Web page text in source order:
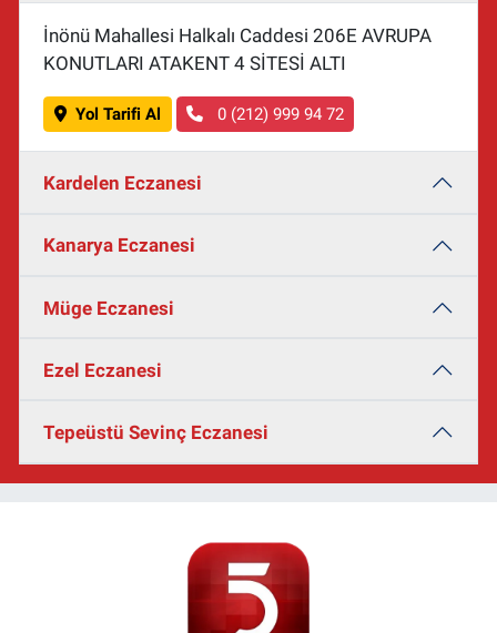
İnönü Mahallesi Halkalı Caddesi 206E AVRUPA
KONUTLARI ATAKENT 4 SİTESİ ALTI
Yol Tarifi Al 0 (212) 999 94 72
Kardelen Eczanesi
Kanarya Eczanesi
Müge Eczanesi
Ezel Eczanesi
Tepeüstü Sevinç Eczanesi